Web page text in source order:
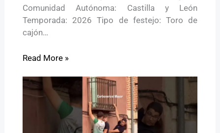
Comunidad Autónoma: Castilla y León
Temporada: 2026 Tipo de festejo: Toro de
cajón…
Read More »